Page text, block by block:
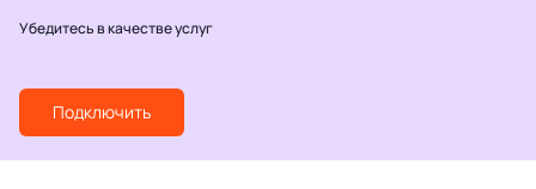
Убедитесь в качестве услуг
Подключить